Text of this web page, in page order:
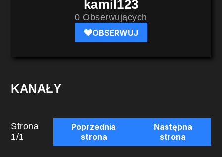
kamil123
0 Obserwujących
OBSERWUJ
KANAŁY
Strona
1/1
Poprzednia
strona
Następna
strona